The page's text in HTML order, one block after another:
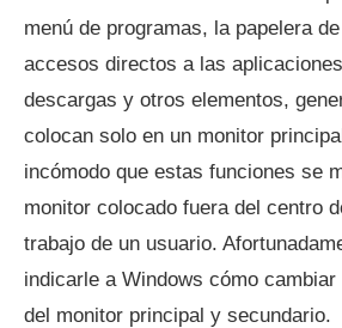
menú de programas, la papelera
accesos directos a las
descargas y otros elementos,
colocan solo en un monitor
incómodo que estas funciones se
monitor colocado fuera del centro
trabajo de un usuario.
indicarle a Windows cómo
del monitor principal y secundario.